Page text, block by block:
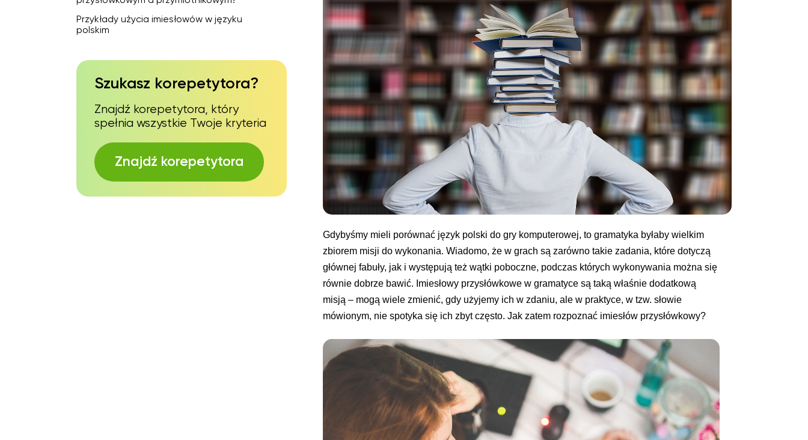
Przykłady użycia imiesłowów w języku
polskim
Szukasz korepetytora?
Znajdź korepetytora, który
spełnia wszystkie Twoje kryteria
Znajdź korepetytora
Gdybyśmy mieli porównać język polski do gry komputerowej, to gramatyka byłaby wielkim
zbiorem misji do wykonania. Wiadomo, że w grach są zarówno takie zadania, które dotyczą
głównej fabuły, jak i występują też wątki poboczne, podczas których wykonywania można się
równie dobrze bawić. Imiesłowy przysłówkowe w gramatyce są taką właśnie dodatkową
misją – mogą wiele zmienić, gdy użyjemy ich w zdaniu, ale w praktyce, w tzw. słowie
mówionym, nie spotyka się ich zbyt często. Jak zatem rozpoznać imiesłów przysłówkowy?